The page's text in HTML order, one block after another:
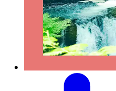
せんだい旅日和とは
サイト利用規約
プライバシーポリシー
サイトマップ
仙臺写真館フォトギャラ
せんだい旅日和 X
せんだい旅日和
せんだい旅日和
仙台旅先体験コレクシ
仙台旅先体験コレクシ